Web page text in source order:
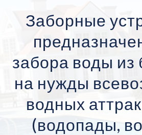
Заборные
забора воды из
на нужды
водных
(водопады,